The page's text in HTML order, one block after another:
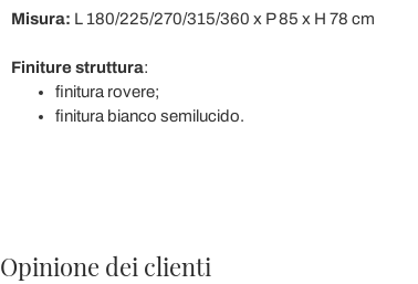
Misura: L 180/225/270/315/360 x P 85 x H 78 cm
Finiture struttura:
finitura rovere;
finitura bianco semilucido.
Opinione dei clienti